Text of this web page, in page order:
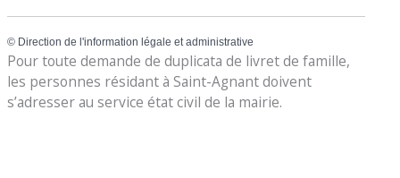
© Direction de l'information légale et administrative
Pour toute demande de duplicata de livret de famille,
les personnes résidant à Saint-Agnant doivent
s’adresser au service état civil de la mairie.